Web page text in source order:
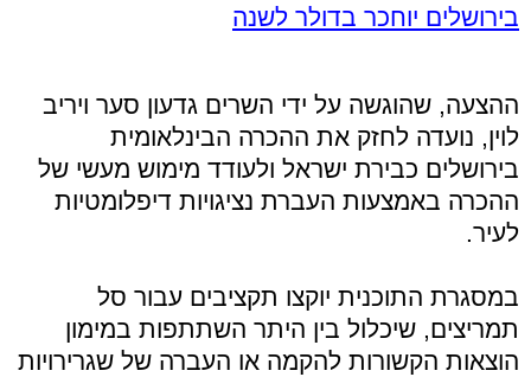
בירושלים יוחכר בדולר לשנה
ההצעה, שהוגשה על ידי השרים גדעון סער ויריב
לוין, נועדה לחזק את ההכרה הבינלאומית
בירושלים כבירת ישראל ולעודד מימוש מעשי של
ההכרה באמצעות העברת נציגויות דיפלומטיות
לעיר.
במסגרת התוכנית יוקצו תקציבים עבור סל
תמריצים, שיכלול בין היתר השתתפות במימון
הוצאות הקשורות להקמה או העברה של שגרירויות